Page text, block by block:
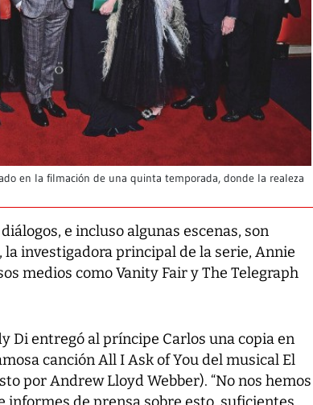
en la filmación de una quinta temporada, donde la realeza
e incluso algunas escenas, son
investigadora principal de la serie, Annie
medios comoVanity FairyThe Telegraph
Di entregó al príncipe Carlos una copia en
canciónAll I Ask of Youdel musicalEl
por Andrew Lloyd Webber). “No nos hemos